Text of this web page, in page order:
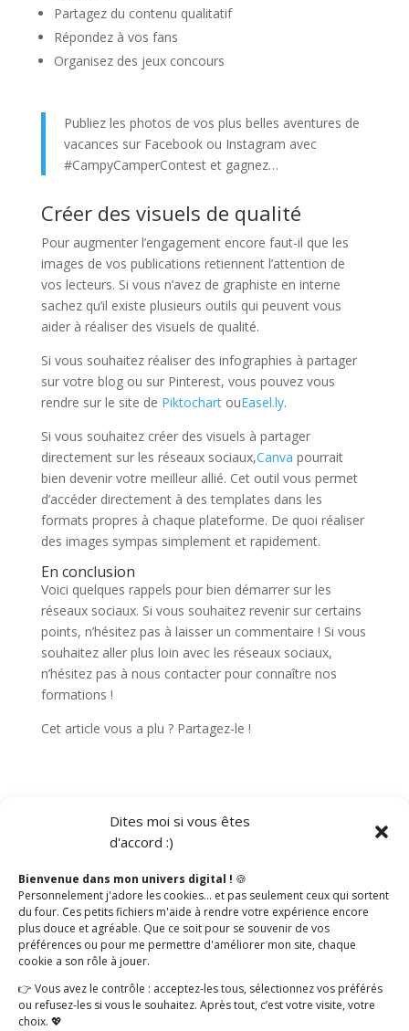
Dites moi si vous êtes
d'accord :)
Bienvenue dans mon univers digital ! 🍪
Personnelement j'adore les cookies… et pas seulement ceux qui sortent
du four. Ces petits fichiers m'aide à rendre votre expérience encore
plus douce et agréable. Que ce soit pour se souvenir de vos
préférences ou pour me permettre d'améliorer mon site, chaque
cookie a son rôle à jouer.
👉 Vous avez le contrôle : acceptez-les tous, sélectionnez vos préférés
ou refusez-les si vous le souhaitez. Après tout, c’est votre visite, votre
choix. 💖
Partagez du contenu qualitatif
Répondez à vos fans
Organisez des jeux concours
Publiez les photos de vos plus belles aventures de
vacances sur Facebook ou Instagram avec
#CampyCamperContest et gagnez…
Créer des visuels de qualité
Pour augmenter l’engagement encore faut-il que les
images de vos publications retiennent l’attention de
vos lecteurs. Si vous n’avez de graphiste en interne
sachez qu’il existe plusieurs outils qui peuvent vous
aider à réaliser des visuels de qualité.
Si vous souhaitez réaliser des infographies à partager
sur votre blog ou sur Pinterest, vous pouvez vous
rendre sur le site de PiktochartouEasel.ly.
Si vous souhaitez créer des visuels à partager
directement sur les réseaux sociaux,Canva pourrait
bien devenir votre meilleur allié. Cet outil vous permet
d’accéder directement à des templates dans les
formats propres à chaque plateforme. De quoi réaliser
des images sympas simplement et rapidement.
En conclusion
Voici quelques rappels pour bien démarrer sur les
réseaux sociaux. Si vous souhaitez revenir sur certains
points, n’hésitez pas à laisser un commentaire ! Si vous
souhaitez aller plus loin avec les réseaux sociaux,
n’hésitez pas à nous contacter pour connaître nos
formations !
Cet article vous a plu ? Partagez-le !
Catégories
Social Media
Articles récents
Vendre sur les réseaux sociaux
Réussir sa stratégie sur les réseaux sociaux